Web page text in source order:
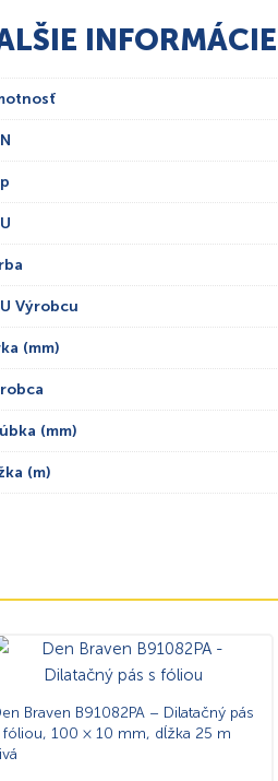
INFORMÁCIE
Výrobcu
(mm)
(mm)
(m)
Braven B91082PA – Dilatačný pás
fóliou, 100 × 10 mm, dĺžka 25 m